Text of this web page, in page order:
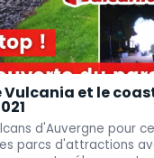
Vulcania et le
d'Auvergne pour
parcs d'attractions